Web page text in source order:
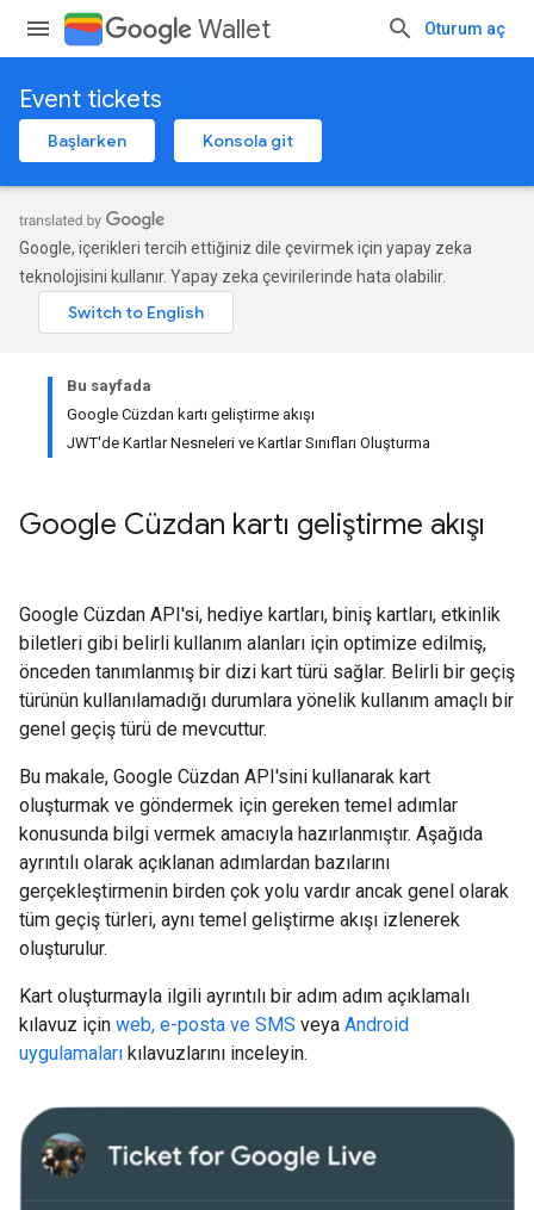
Wallet Oturum aç
Event tickets
Başlarken Konsola git
Google, içerikleri tercih ettiğiniz dile çevirmek için yapay zeka
teknolojisini kullanır. Yapay zeka çevirilerinde hata olabilir.
Bu sayfada
Google Cüzdan kartı geliştirme akışı
JWT'de Kartlar Nesneleri ve Kartlar Sınıfları Oluşturma
Google Cüzdan kartı geliştirme akışı
Google Cüzdan API'si, hediye kartları, biniş kartları, etkinlik
biletleri gibi belirli kullanım alanları için optimize edilmiş,
önceden tanımlanmış bir dizi kart türü sağlar. Belirli bir geçiş
türünün kullanılamadığı durumlara yönelik kullanım amaçlı bir
genel geçiş türü de mevcuttur.
Bu makale, Google Cüzdan API'sini kullanarak kart
oluşturmak ve göndermek için gereken temel adımlar
konusunda bilgi vermek amacıyla hazırlanmıştır. Aşağıda
ayrıntılı olarak açıklanan adımlardan bazılarını
gerçekleştirmenin birden çok yolu vardır ancak genel olarak
tüm geçiş türleri, aynı temel geliştirme akışı izlenerek
oluşturulur.
Kart oluşturmayla ilgili ayrıntılı bir adım adım açıklamalı
kılavuz için web, e-posta ve SMS veya Android
uygulamaları kılavuzlarını inceleyin.